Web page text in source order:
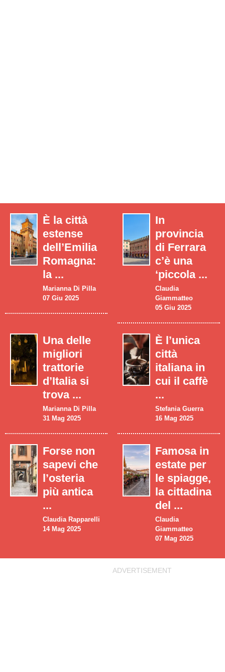
È la città
estense
dell’Emilia
Romagna:
la ...
Marianna Di Pilla
07 Giu 2025
In
provincia
di Ferrara
c’è una
‘piccola ...
Claudia
Giammatteo
05 Giu 2025
Una delle
migliori
trattorie
d’Italia si
trova ...
Marianna Di Pilla
31 Mag 2025
È l’unica
città
italiana in
cui il caffè
...
Stefania Guerra
16 Mag 2025
Forse non
sapevi che
l’osteria
più antica
...
Claudia Rapparelli
14 Mag 2025
Famosa in
estate per
le spiagge,
la cittadina
del ...
Claudia
Giammatteo
07 Mag 2025